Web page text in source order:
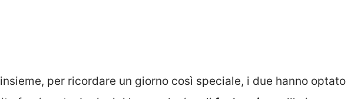
insieme, per ricordare un giorno così speciale, i due hanno optato